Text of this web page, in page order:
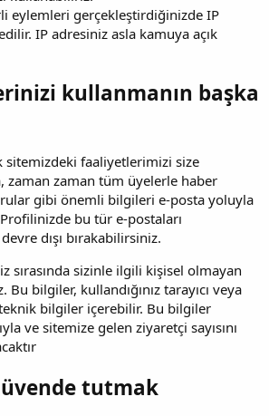
eylemleri gerçekleştirdiğinizde IP
IP adresiniz asla kamuya açık
kullanmanın başka
sitemizdeki faaliyetlerimizi size
zaman zaman tüm üyelerle haber
gibi önemli bilgileri e-posta yoluyla
bu tür e-postaları
dışı bırakabilirsiniz.
sırasında sizinle ilgili kişisel olmayan
bilgiler, kullandığınız tarayıcı veya
bilgiler içerebilir. Bu bilgiler
ve sitemize gelen ziyaretçi sayısını
tutmak